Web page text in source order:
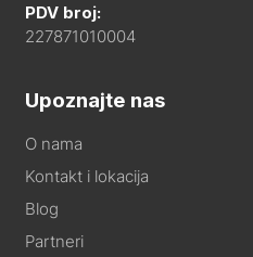
PDV broj:
227871010004
Upoznajte nas
O nama
Kontakt i lokacija
Blog
Partneri